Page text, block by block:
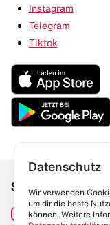
Instagram
Telegram
Tiktok
Social Media
Instagram
Datenschutz
Wir verwenden
um dir die beste
können. Weitere